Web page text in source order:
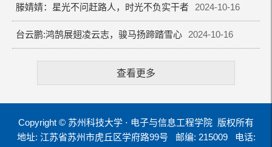
滕婧婧：星光不问赶路人，时光不负实干者 2024-10-16
台云鹏:鸿鹄展翅凌云志，骏马扬蹄踏雪心 2024-10-16
查看更多
Copyright © 苏州科技大学 ⋅ 电子与信息工程学院 版权所有
地址: 江苏省苏州市虎丘区学府路99号
邮编: 215009
电话: